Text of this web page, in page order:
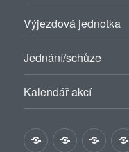
Výjezdová jednotka
Jednání/schůze
Kalendář akcí
Historie
Děti Muži